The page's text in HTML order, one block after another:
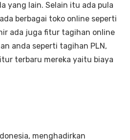
yang lain. Selain itu ada pula
berbagai toko online seperti
ada juga fitur tagihan online
anda seperti tagihan PLN,
terbaru mereka yaitu biaya
menghadirkan